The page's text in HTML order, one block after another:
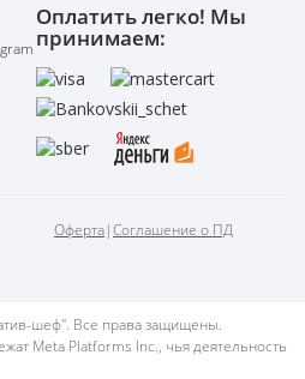
Оплатить легко! Мы
принимаем:
Оферта|Соглашение о ПД
шеф". Все права защищены.
Meta Platforms Inc., чья деятельность